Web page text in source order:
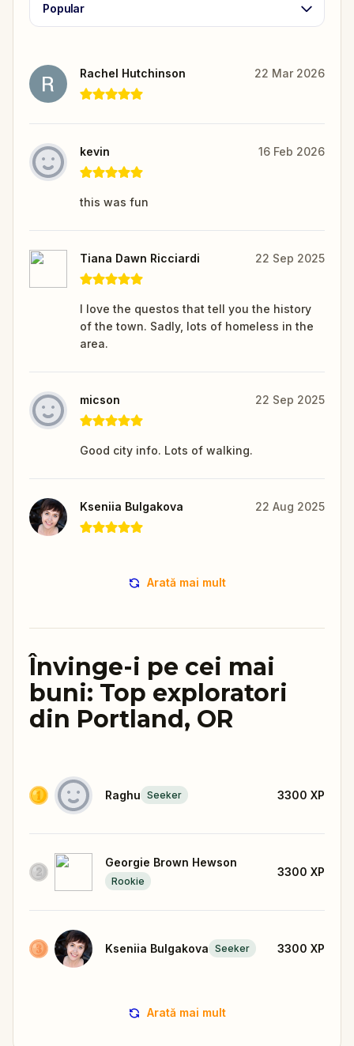
Popular
Rachel Hutchinson 22 Mar 2026
kevin 16 Feb 2026
this was fun
Tiana Dawn Ricciardi 22 Sep 2025
I love the questos that tell you the history
of the town. Sadly, lots of homeless in the
area.
micson 22 Sep 2025
Good city info. Lots of walking.
Kseniia Bulgakova 22 Aug 2025
Arată mai mult
Învinge-i pe cei mai
buni: Top exploratori
din Portland, OR
Raghu Seeker 3300 XP
Georgie Brown Hewson
Rookie
3300 XP
Kseniia Bulgakova Seeker 3300 XP
Arată mai mult